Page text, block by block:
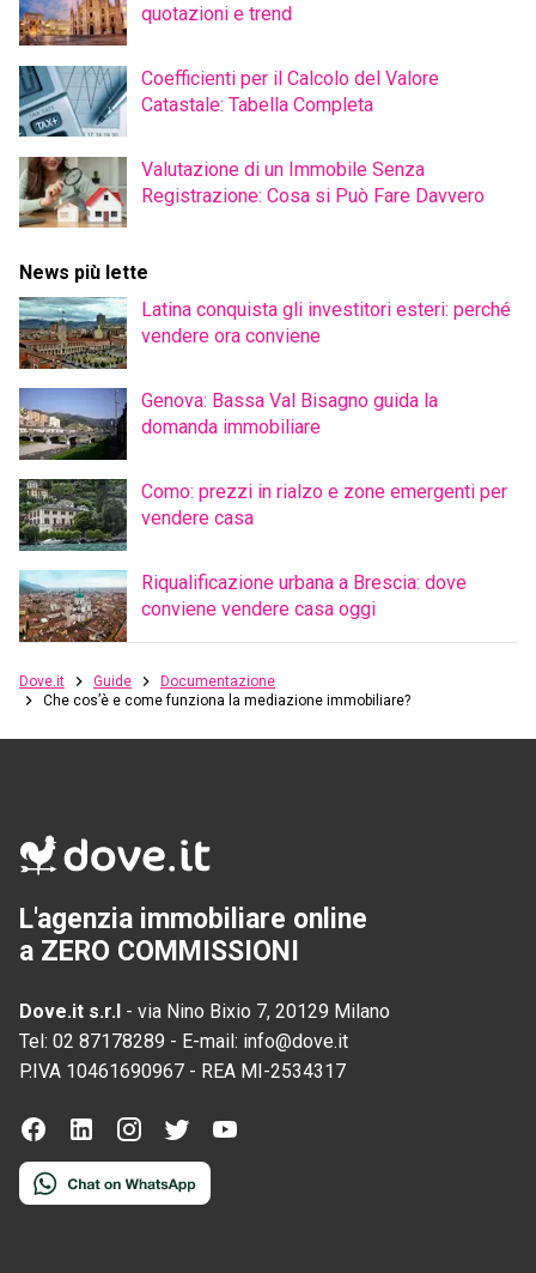
quotazioni e trend
Coefficienti per il Calcolo del Valore
Catastale: Tabella Completa
Valutazione di un Immobile Senza
Registrazione: Cosa si Può Fare Davvero
News più lette
Latina conquista gli investitori esteri: perché
vendere ora conviene
Genova: Bassa Val Bisagno guida la
domanda immobiliare
Como: prezzi in rialzo e zone emergenti per
vendere casa
Riqualificazione urbana a Brescia: dove
conviene vendere casa oggi
Dove.it Guide
Documentazione
Che cos’è e come funziona la mediazione immobiliare?
L'agenzia immobiliare online
a ZERO COMMISSIONI
Dove.it s.r.l - via Nino Bixio 7, 20129 Milano
Tel: 02 87178289 - E-mail: info@dove.it
P.IVA 10461690967 - REA MI-2534317